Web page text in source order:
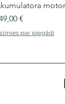
€
par piegādi